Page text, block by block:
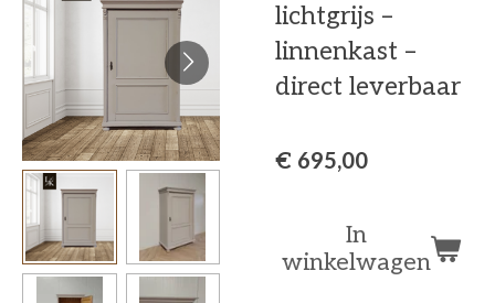
hoofdinhoud
lichtgrijs –
linnenkast –
direct leverbaar
€ 695,00
In
winkelwagen